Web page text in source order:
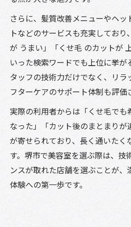
さらに、髪質改善メニューやヘッ
トなどのサービスも充実しており
が うまい」「くせ毛 のカットが
いった検索ワードでも上位に挙が
タッフの技術力だけでなく、リラ
フターケアのサポート体制も評価
実際の利用者からは「くせ毛でも
なった」「カット後のまとまりが
が寄せられており、長く通いたく
す。堺市で美容室を選ぶ際は、技
ンスが取れた店舗を選ぶことが、
体験への第一歩です。